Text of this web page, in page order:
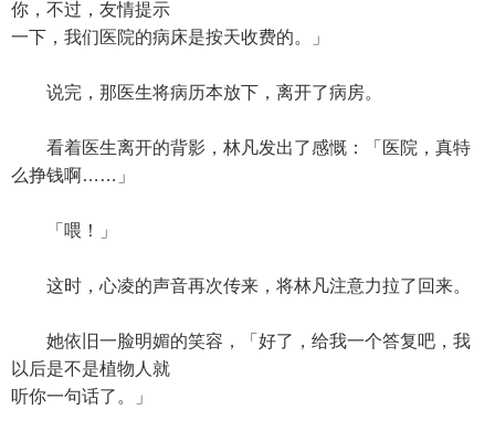
你，不过，友情提示
一下，我们医院的病床是按天收费的。」
说完，那医生将病历本放下，离开了病房。
看着医生离开的背影，林凡发出了感慨：「医院，真特
么挣钱啊……」
「喂！」
这时，心凌的声音再次传来，将林凡注意力拉了回来。
她依旧一脸明媚的笑容，「好了，给我一个答复吧，我
以后是不是植物人就
听你一句话了。」